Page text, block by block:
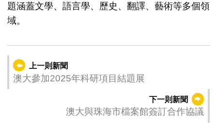
題涵蓋文學、語言學、歷史、翻譯、藝術等多個領
域。
上一則新聞
澳大參加2025年科研項目結題展
下一則新聞
澳大與珠海市檔案館簽訂合作協議